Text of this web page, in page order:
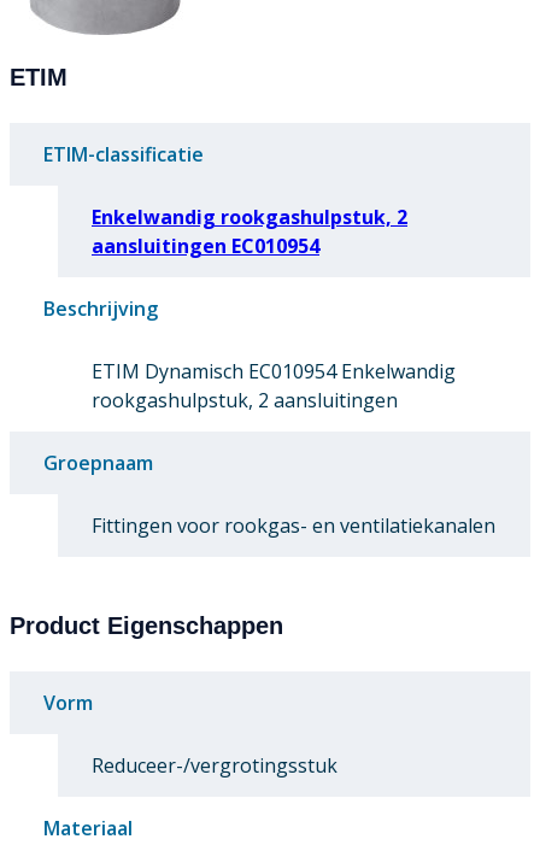
ETIM
ETIM-classificatie
Enkelwandig rookgashulpstuk, 2
aansluitingen EC010954
Beschrijving
ETIM Dynamisch EC010954 Enkelwandig
rookgashulpstuk, 2 aansluitingen
Groepnaam
Fittingen voor rookgas- en ventilatiekanalen
Product Eigenschappen
Vorm
Reduceer-/vergrotingsstuk
Materiaal